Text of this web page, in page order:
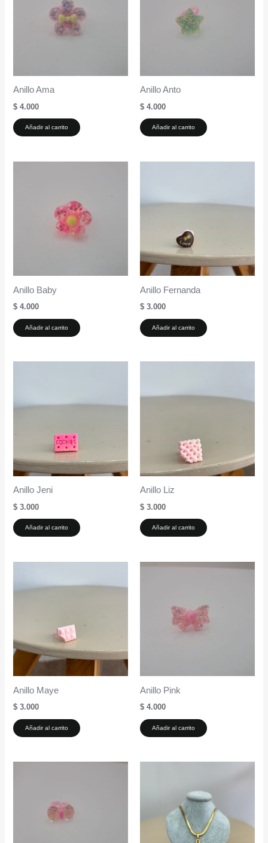
Anillo Ama
$ 4.000
Añadir al carrito
Anillo Anto
$ 4.000
Añadir al carrito
Anillo Baby
$ 4.000
Añadir al carrito
Anillo Fernanda
$ 3.000
Añadir al carrito
Anillo Jeni
$ 3.000
Añadir al carrito
Anillo Liz
$ 3.000
Añadir al carrito
Anillo Maye
$ 3.000
Añadir al carrito
Anillo Pink
$ 4.000
Añadir al carrito